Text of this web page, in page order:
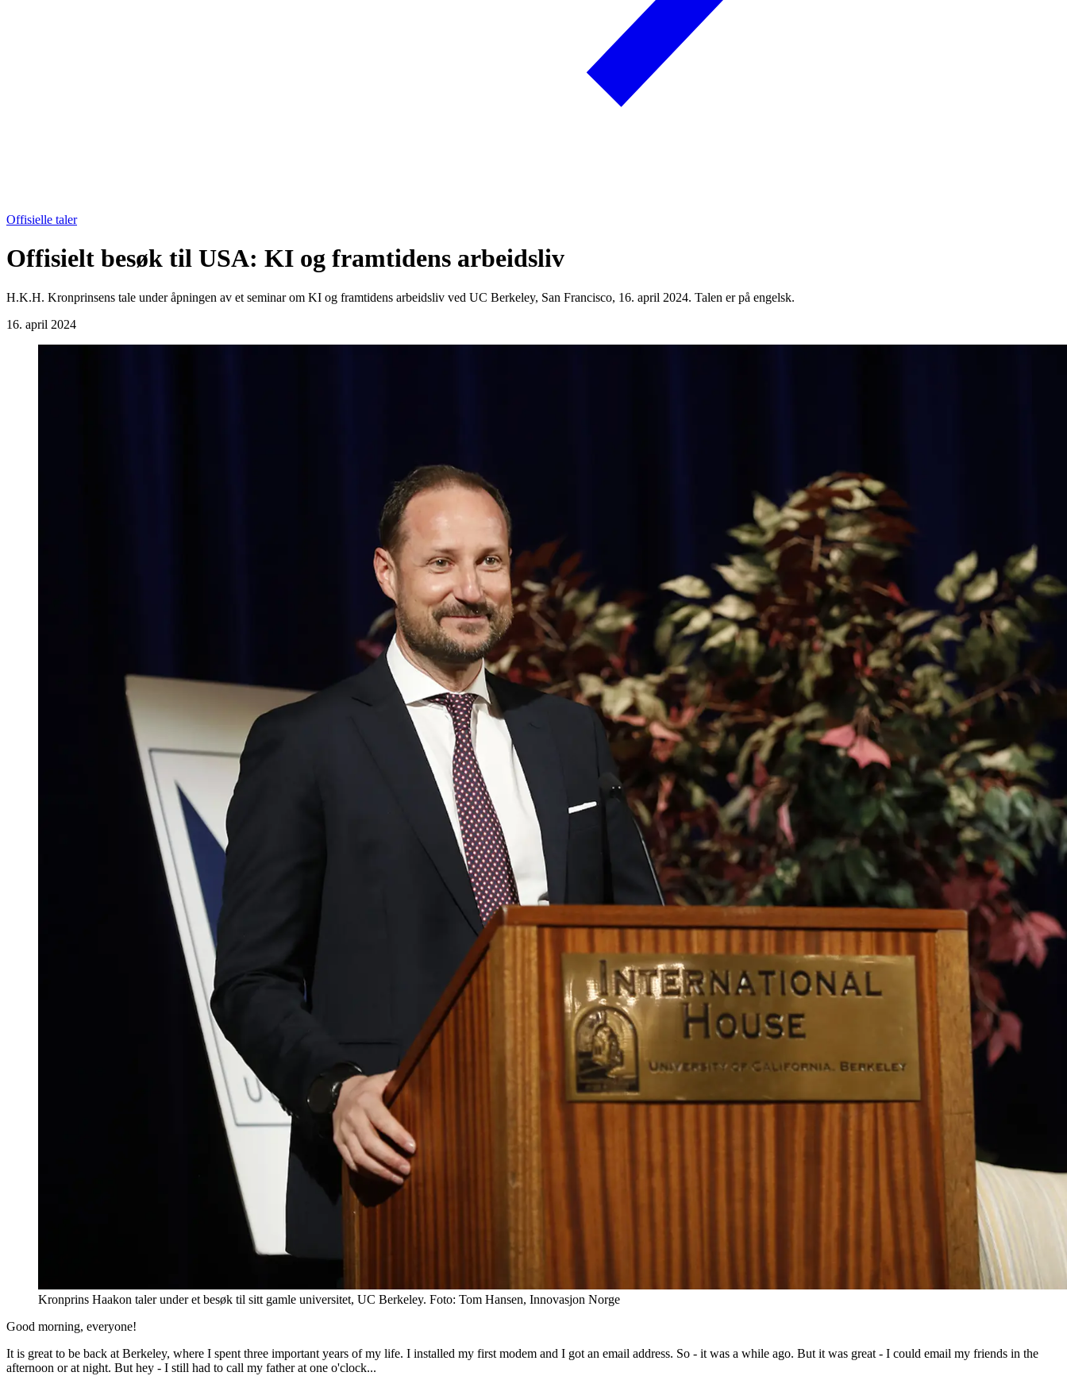
Offisielle taler
Offisielt besøk til USA: KI og framtidens arbeidsliv
H.K.H. Kronprinsens tale under åpningen av et seminar om KI og framtidens arbeidsliv ved UC Berkeley, San Francisco, 16. april 2024. Talen er på engelsk.
16. april 2024
Kronprins Haakon taler under et besøk til sitt gamle universitet, UC Berkeley. Foto: Tom Hansen, Innovasjon Norge
Good morning, everyone!
It is great to be back at Berkeley, where I spent three important years of my life. I installed my first modem and I got an email address. So - it was a while ago. But it was great - I could email my friends in the
afternoon or at night. But hey - I still had to call my father at one o'clock...